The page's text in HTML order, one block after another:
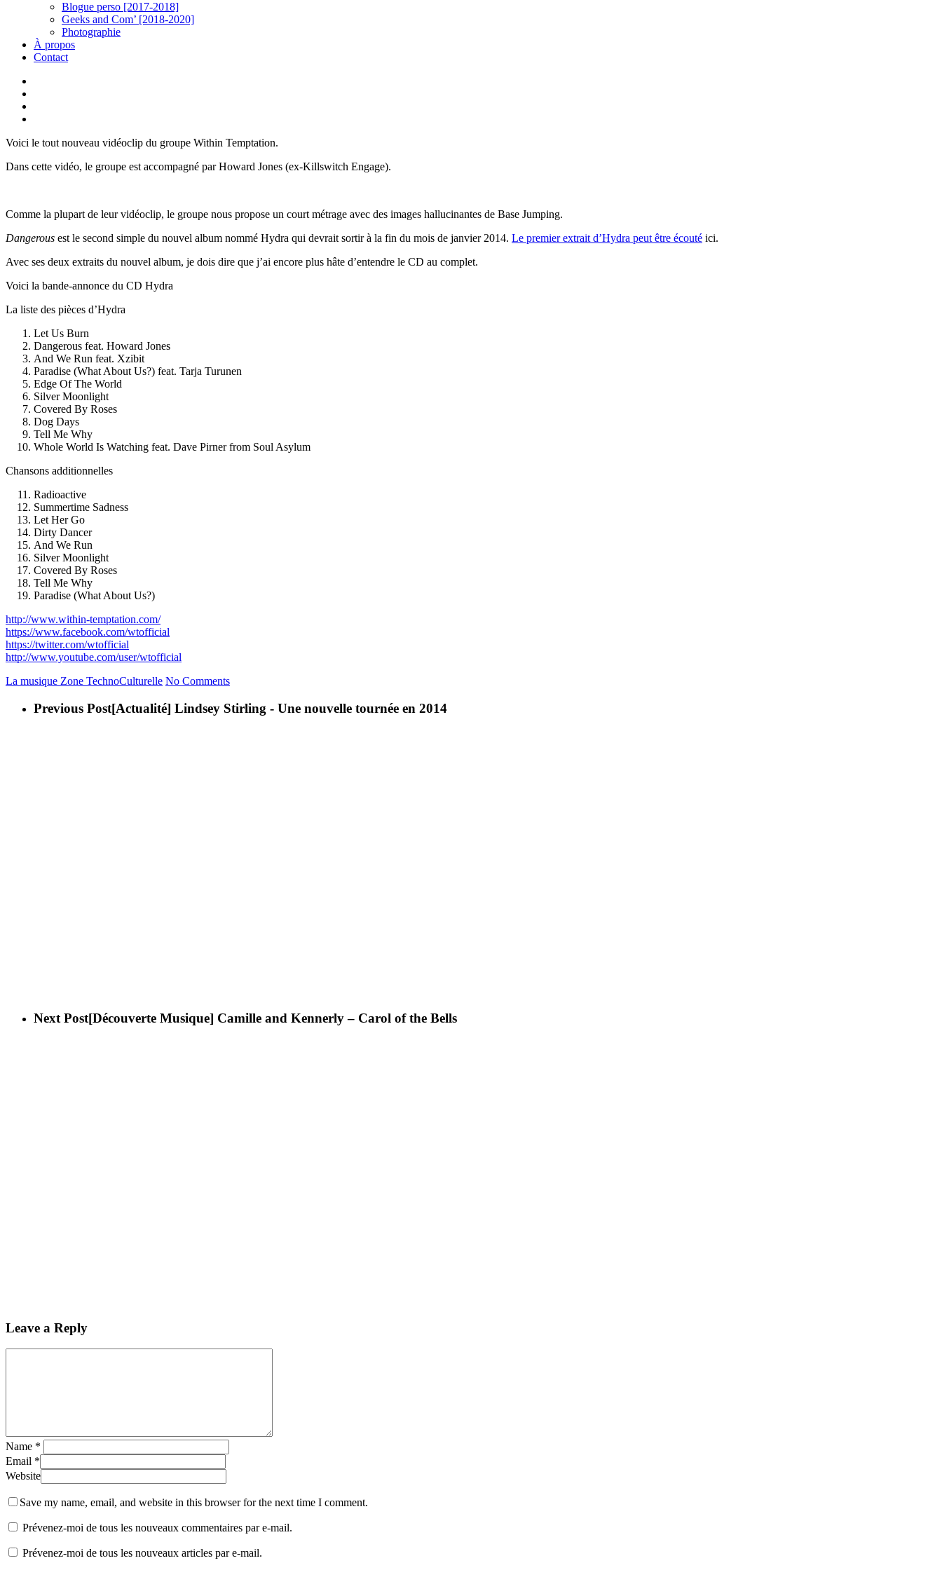
Blogue perso [2017-2018]
Geeks and Com’ [2018-2020]
Photographie
À propos
Contact
Voici le tout nouveau vidéoclip du groupe Within Temptation.
Dans cette vidéo, le groupe est accompagné par Howard Jones (ex-Killswitch Engage).
Comme la plupart de leur vidéoclip, le groupe nous propose un court métrage avec des images hallucinantes de Base Jumping.
Dangerous est le second simple du nouvel album nommé Hydra qui devrait sortir à la fin du mois de janvier 2014. Le premier extrait d’Hydra peut être écouté ici.
Avec ses deux extraits du nouvel album, je dois dire que j’ai encore plus hâte d’entendre le CD au complet.
Voici la bande-annonce du CD Hydra
La liste des pièces d’Hydra
Let Us Burn
Dangerous feat. Howard Jones
And We Run feat. Xzibit
Paradise (What About Us?) feat. Tarja Turunen
Edge Of The World
Silver Moonlight
Covered By Roses
Dog Days
Tell Me Why
Whole World Is Watching feat. Dave Pirner from Soul Asylum
Chansons additionnelles
Radioactive
Summertime Sadness
Let Her Go
Dirty Dancer
And We Run
Silver Moonlight
Covered By Roses
Tell Me Why
Paradise (What About Us?)
http://www.within-temptation.com/
https://www.facebook.com/wtofficial
https://twitter.com/wtofficial
http://www.youtube.com/user/wtofficial
La musique Zone TechnoCulturelle No Comments
Previous Post[Actualité] Lindsey Stirling - Une nouvelle tournée en 2014
Next Post[Découverte Musique] Camille and Kennerly – Carol of the Bells
Leave a Reply
Name *
Email *
Website
Save my name, email, and website in this browser for the next time I comment.
Prévenez-moi de tous les nouveaux commentaires par e-mail.
Prévenez-moi de tous les nouveaux articles par e-mail.